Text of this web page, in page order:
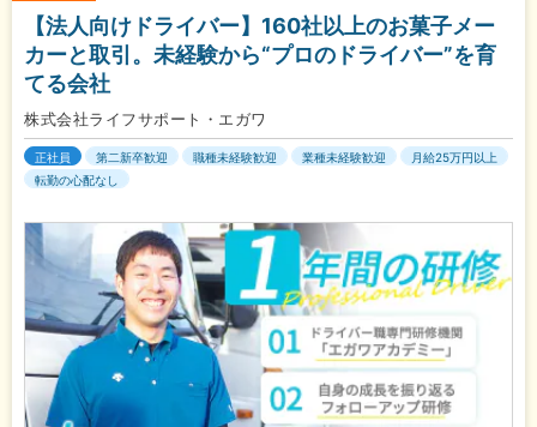
【法人向けドライバー】160社以上のお菓子メー
カーと取引。未経験から“プロのドライバー”を育
てる会社
株式会社ライフサポート・エガワ
正社員 第二新卒歓迎 職種未経験歓迎 業種未経験歓迎
月給25万円以上
転勤の心配なし